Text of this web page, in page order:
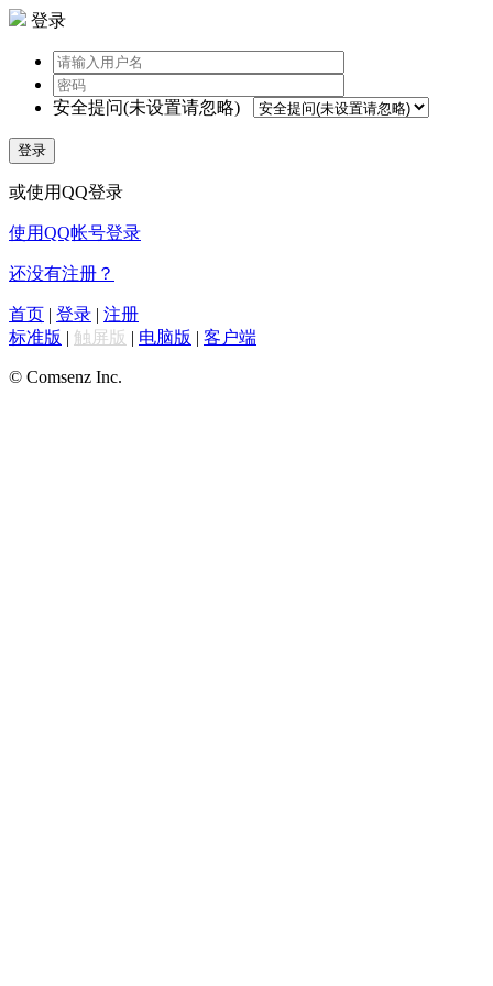
登录
安全提问(未设置请忽略)
登录
或使用QQ登录
使用QQ帐号登录
还没有注册？
首页 | 登录 | 注册
标准版 | 触屏版 | 电脑版 | 客户端
© Comsenz Inc.